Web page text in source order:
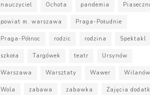
nauczyciel Ochota pandemia
powiat m. warszawa Praga-Południe
Praga-Północ rodzic rodzina Spektakl
szkoła Targówek teatr Ursynów
Warszawa Warsztaty Wawer Wilanów
Wola zabawa zabawka Zajęcia